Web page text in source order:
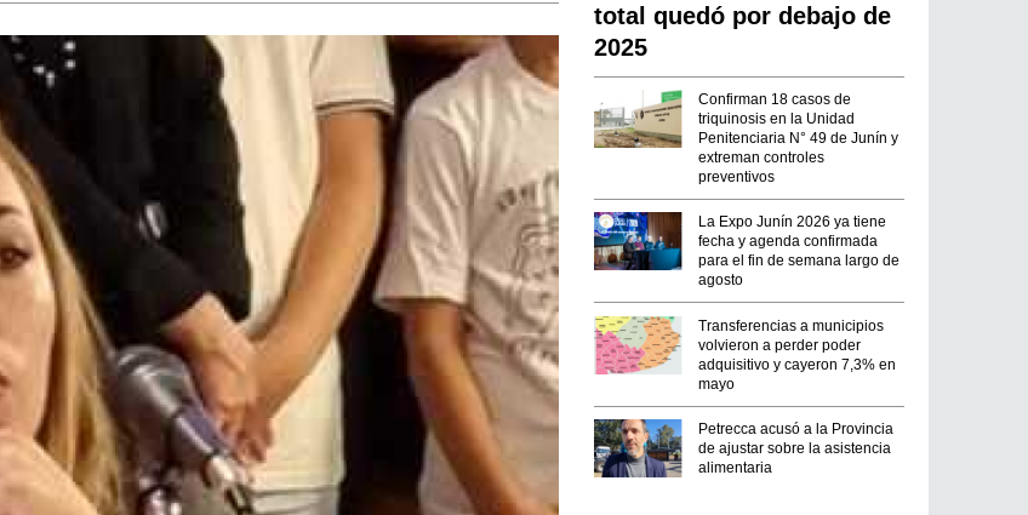
total quedó por debajo de
2025
Confirman 18 casos de
triquinosis en la Unidad
Penitenciaria N° 49 de Junín y
extreman controles
preventivos
La Expo Junín 2026 ya tiene
fecha y agenda confirmada
para el fin de semana largo de
agosto
Transferencias a municipios
volvieron a perder poder
adquisitivo y cayeron 7,3% en
mayo
Petrecca acusó a la Provincia
de ajustar sobre la asistencia
alimentaria